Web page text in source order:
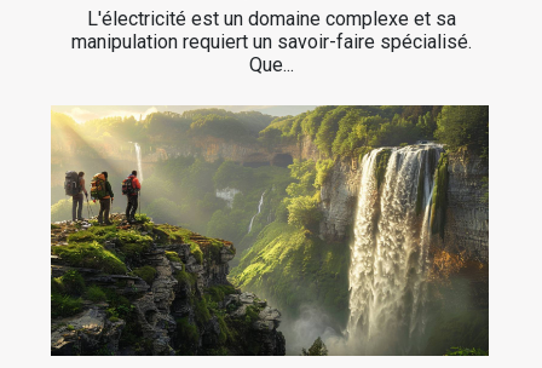
L'électricité est un domaine complexe et sa
manipulation requiert un savoir-faire spécialisé.
Que...